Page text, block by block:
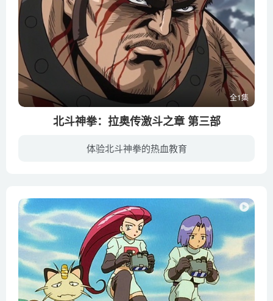
全1集
北斗神拳：拉奥传激斗之章 第三部
体验北斗神拳的热血教育